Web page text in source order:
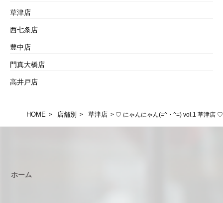
草津店
西七条店
豊中店
門真大橋店
高井戸店
HOME > 店舗別 > 草津店 > ♡ にゃんにゃん(=^・^=) vol.1 草津店 ♡
ホーム